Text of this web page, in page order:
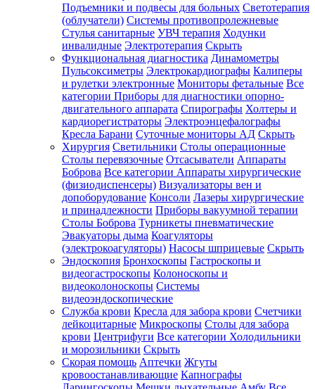
Подъемники и подвесы для больных Светотерапия
(облучатели) Системы противопролежневые
Стулья санитарные УВЧ терапия Ходунки
инвалидные Электротерапия Скрыть
Функциональная диагностика Динамометры
Пульсоксиметры Электрокардиографы Калиперы
и рулетки электронные Мониторы фетальные Все
категории Приборы для диагностики опорно-
двигательного аппарата Спирографы Холтеры и
кардиорегистраторы Электроэнцефалографы
Кресла Барани Суточные мониторы АД Скрыть
Хирургия Светильники Столы операционные
Столы перевязочные Отсасыватели Аппараты
Боброва Все категории Аппараты хирургические
(физиодиспенсеры) Визуализаторы вен и
допоборудование Консоли Лазеры хирургические
и принадлежности Приборы вакуумной терапии
Столы Боброва Турникеты пневматические
Эвакуаторы дыма Коагуляторы
(электрокоагуляторы) Насосы шприцевые Скрыть
Эндоскопия Бронхоскопы Гастроскопы и
видеогастроскопы Колоноскопы и
видеоколоноскопы Системы
видеоэндоскопические
Служба крови Кресла для забора крови Счетчики
лейкоцитарные Микроскопы Столы для забора
крови Центрифуги Все категории Холодильники
и морозильники Скрыть
Скорая помощь Аптечки Жгуты
кровоостанавливающие Капнографы